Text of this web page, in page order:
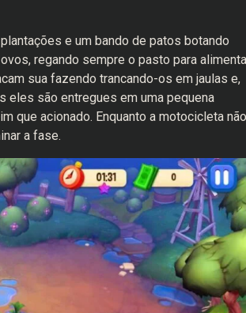
e um bando de patos botando
regando sempre o pasto para
sua fazendo trancando-os em jaulas e,
eles são entregues em uma pequena
que acionado. Enquanto a motocicleta não
a fase.